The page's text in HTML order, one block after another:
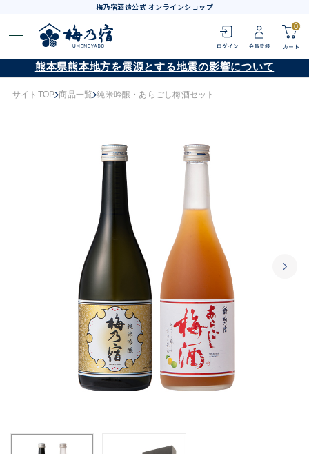
梅乃宿酒造公式 オンラインショップ
0
熊本県熊本地方を震源とする地震の影響について
サイトTOP 商品一覧 純米吟醸・あらごし梅酒セット